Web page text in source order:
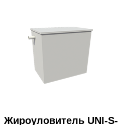
Жироуловитель UNI-S-